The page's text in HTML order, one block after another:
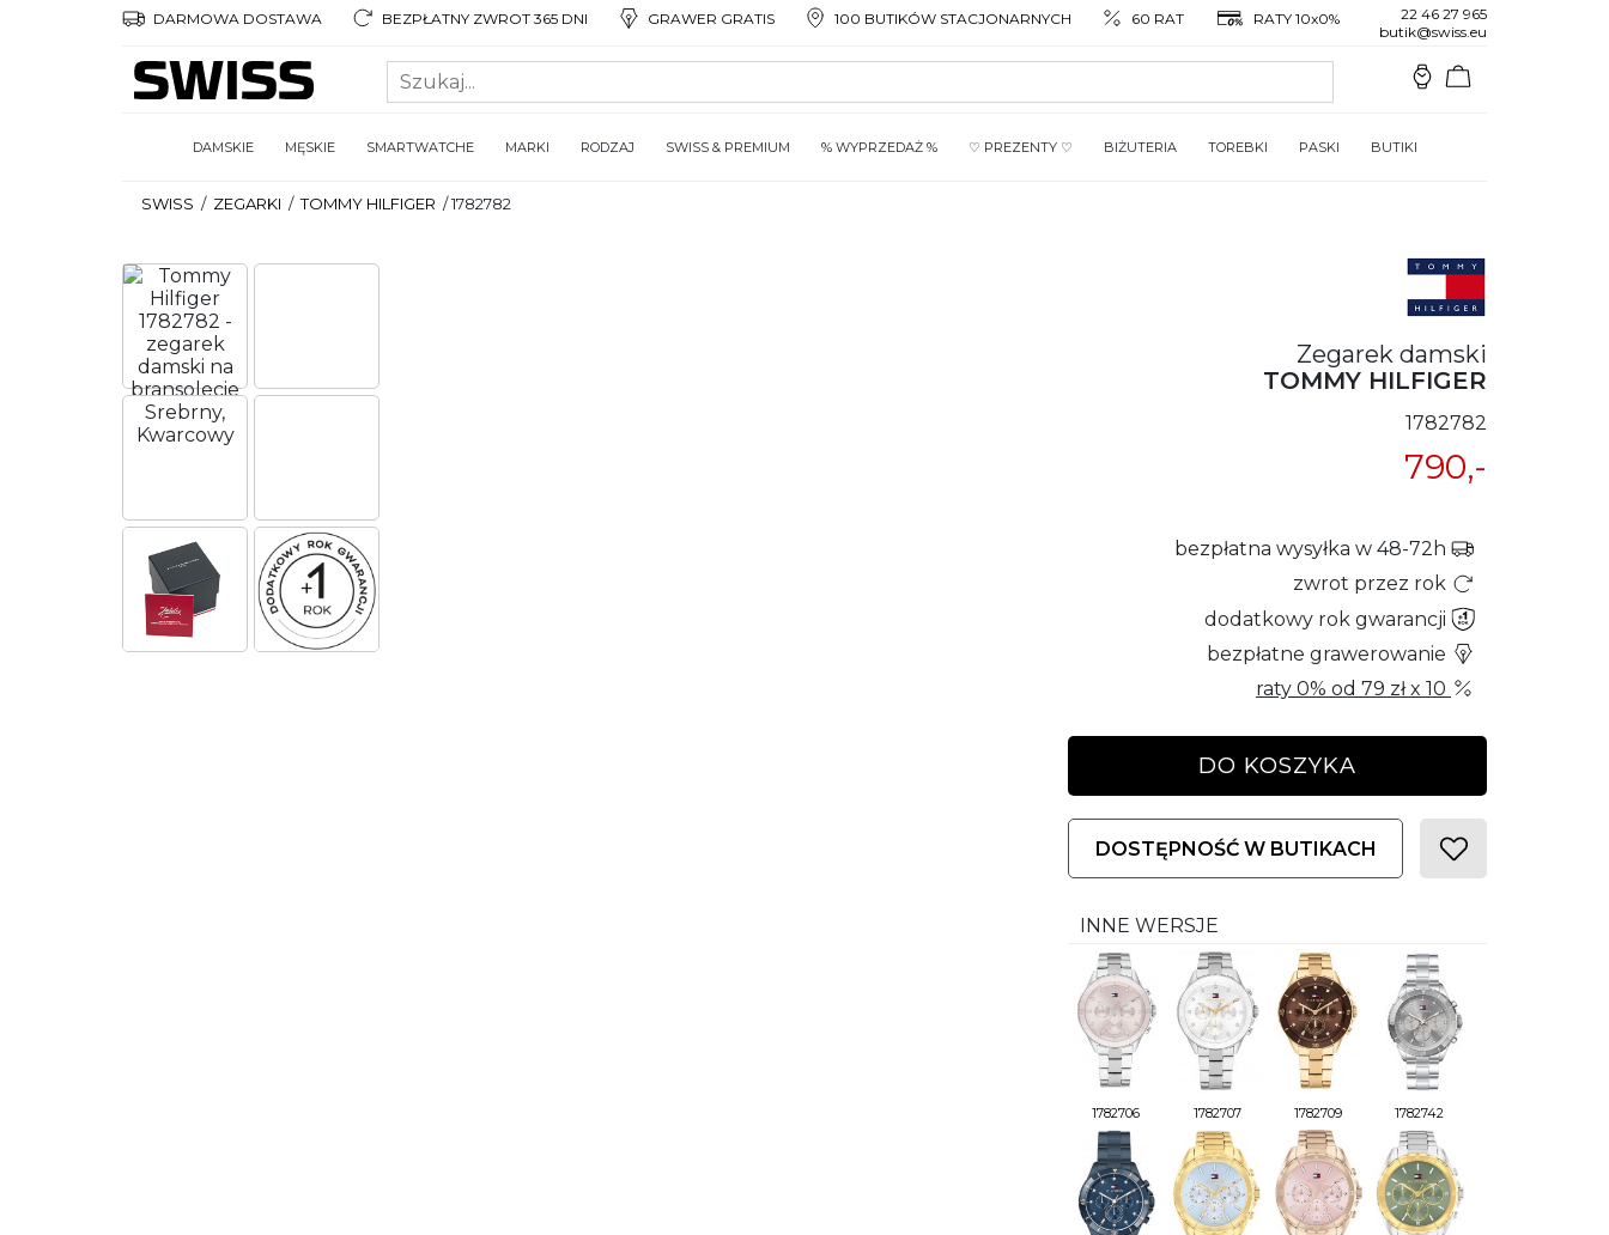
DARMOWA DOSTAWA BEZPŁATNY ZWROT 365 DNI GRAWER GRATIS 100 BUTIKÓW STACJONARNYCH 60 RAT RATY 10x0%
22 46 27 965
butik@swiss.eu
DAMSKIE MĘSKIE SMARTWATCHE MARKI RODZAJ SWISS & PREMIUM % WYPRZEDAŻ % ♡ PREZENTY ♡ BIŻUTERIA TOREBKI PASKI BUTIKI
SWISS / ZEGARKI / TOMMY HILFIGER /1782782
Zegarek damski
TOMMY HILFIGER
1782782
790,-
bezpłatna wysyłka w 48-72h
zwrot przez rok
dodatkowy rok gwarancji
bezpłatne grawerowanie
raty 0% od 79 złx 10
DO KOSZYKA
DOSTĘPNOŚĆ W BUTIKACH
INNE WERSJE
1782706 1782707 1782709 1782742